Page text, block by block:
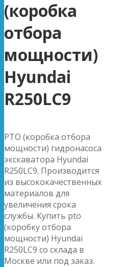
(коробка
отбора
мощности)
Hyundai
R250LC9
PTO (коробка отбора
мощности) гидронасоса
экскаватора Hyundai
R250LC9. Производится
из высококачественных
материалов для
увеличения срока
службы. Купить pto
(коробку отбора
мощности) Hyundai
R250LC9 со склада в
Москве или под заказ.